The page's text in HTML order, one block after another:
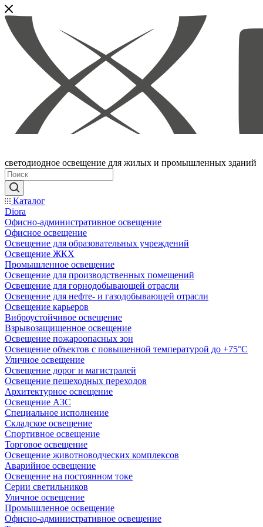
светодиодное освещение для жилых и промышленных зданий
Каталог
Diora
Офисно-административное освещение
Офисное освещение
Освещение для образовательных учреждений
Освещение ЖКХ
Промышленное освещение
Освещение для производственных помещений
Освещение для горнодобывающей отрасли
Освещение для нефте- и газодобывающей отрасли
Освещение карьеров
Виброустойчивое освещение
Взрывозащищенное освещение
Освещение пожароопасных зон
Освещение объектов с повышенной температурой до +75°C
Уличное освещение
Освещение дорог и магистралей
Освещение пешеходных переходов
Архитектурное освещение
Освещение АЗС
Специальное исполнение
Складское освещение
Спортивное освещение
Торговое освещение
Освещение животноводческих комплексов
Аварийное освещение
Освещение на постоянном токе
Серии светильников
Уличное освещение
Промышленное освещение
Офисно-административное освещение